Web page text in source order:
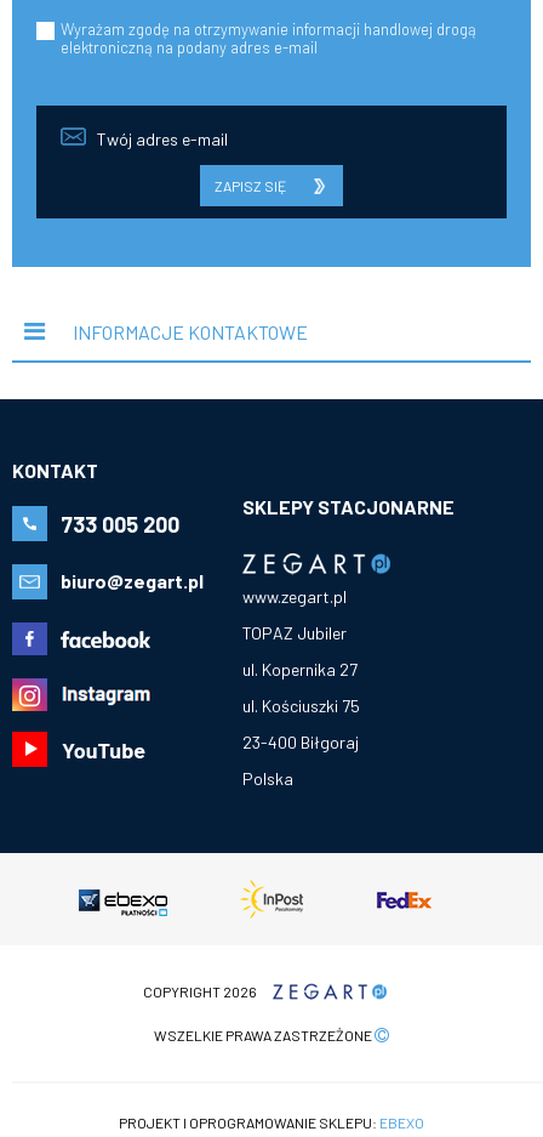
Wyrażam zgodę na otrzymywanie informacji handlowej drogą
elektroniczną na podany adres e-mail
ZAPISZ SIĘ
INFORMACJE KONTAKTOWE
KONTAKT
733 005 200
biuro@zegart.pl
SKLEPY STACJONARNE
www.zegart.pl
TOPAZ Jubiler
ul. Kopernika 27
ul. Kościuszki 75
23-400 Biłgoraj
Polska
COPYRIGHT 2026
WSZELKIE PRAWA ZASTRZEŻONE
PROJEKT I OPROGRAMOWANIE SKLEPU: EBEXO